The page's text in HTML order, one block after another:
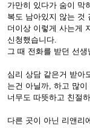
가만히 있다가 숨이 막
복도 남아있지 않는 것
더이상 이렇게 사는게
신청했습니다.
그 때 전화를 받던 선
심리 상담 같은거 받아
는건 아닐까, 하고 많이
너무도 따뜻하고 친절
다른 곳이 아닌 리앤리